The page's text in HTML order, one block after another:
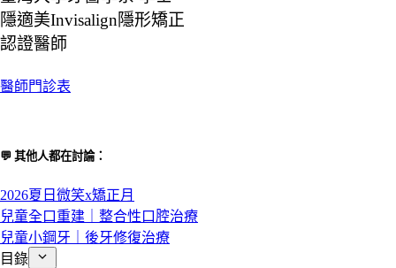
隱適美Invisalign隱形矯正
認證醫師
醫師門診表
💬 其他人都在討論：
2026夏日微笑x矯正月
兒童全口重建｜整合性口腔治療
兒童小鋼牙｜後牙修復治療
目錄